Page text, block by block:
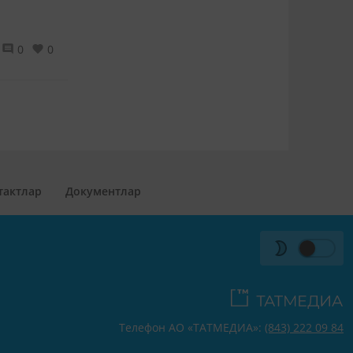
0 0
Документлар
Телефон АО «ТАТМЕДИА»: (843) 222 09 84